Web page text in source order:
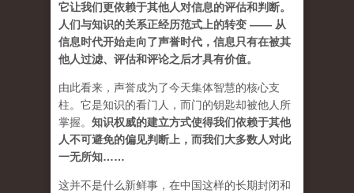
它让我们更依赖于其他人对信息的评估和判断。
人们与知识的关系正经历范式上的转变 —— 从
信息时代开始走向了声誉时代，信息只有在被其
他人过滤、评估和评论之后才具有价值。
由此看来，声誉成为了今天集体智慧的核心支
柱。它是知识的看门人，而门的钥匙却被他人所
掌握。 知识权威的建立方式使得我们依赖于其他
人不可避免的偏见判断上，而我们大多数人对此
一无所知……
这并不是什么新鲜事，在中国这样的长期封闭和